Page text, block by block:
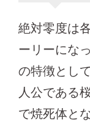
絶対零度は
ーリーにな
の特徴とし
人公である
で焼死体と